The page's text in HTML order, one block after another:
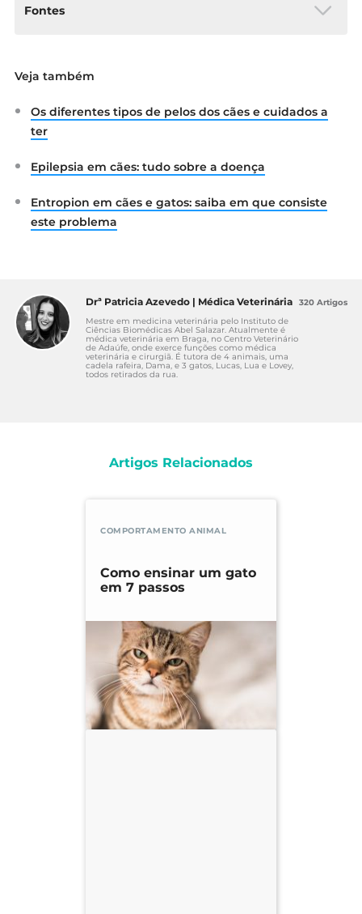
Fontes
gabapentin on signs of stress in cats during
Disponível em:
ISFM – Cat Friendly Clinic. What is a Cat
https://catfriendlyclinic.org/cat-
owners/what-is-a-cat-friendly-clinic/
Veja também
Os diferentes tipos de pelos dos cães e cuidados a
ter
Epilepsia em cães: tudo sobre a doença
Entropion em cães e gatos: saiba em que consiste
este problema
Drª Patricia Azevedo | Médica Veterinária
Mestre em medicina veterinária pelo Instituto de
Ciências Biomédicas Abel Salazar. Atualmente é
médica veterinária em Braga, no Centro Veterinário
de Adaúfe, onde exerce funções como médica
veterinária e cirurgiã. É tutora de 4 animais, uma
cadela rafeira, Dama, e 3 gatos, Lucas, Lua e Lovey,
todos retirados da rua.
320 Artigos
Artigos Relacionados
COMPORTAMENTO ANIMAL
Como ensinar um gato
em 7 passos